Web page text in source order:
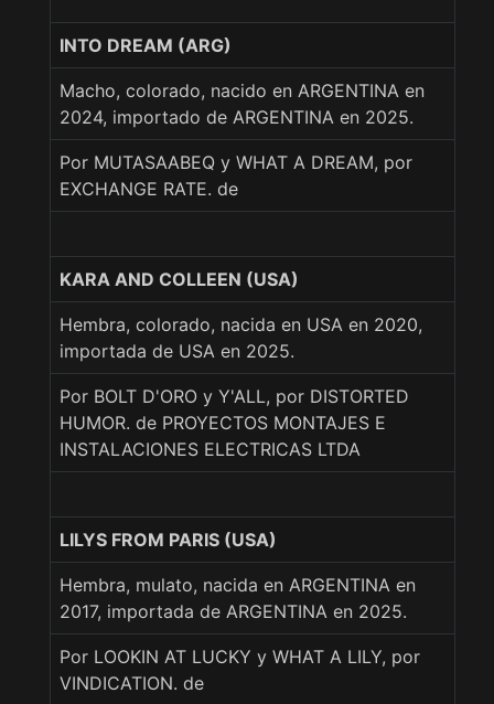
INTO DREAM (ARG)
Macho, colorado, nacido en ARGENTINA en
2024, importado de ARGENTINA en 2025.
Por MUTASAABEQ y WHAT A DREAM, por
EXCHANGE RATE. de
KARA AND COLLEEN (USA)
Hembra, colorado, nacida en USA en 2020,
importada de USA en 2025.
Por BOLT D'ORO y Y'ALL, por DISTORTED
HUMOR. de PROYECTOS MONTAJES E
INSTALACIONES ELECTRICAS LTDA
LILYS FROM PARIS (USA)
Hembra, mulato, nacida en ARGENTINA en
2017, importada de ARGENTINA en 2025.
Por LOOKIN AT LUCKY y WHAT A LILY, por
VINDICATION. de